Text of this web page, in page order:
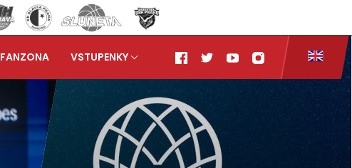
FANZONA VSTUPENKY